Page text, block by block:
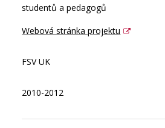
studentů a pedagogů
Webová stránka projektu
FSV UK
2010-2012